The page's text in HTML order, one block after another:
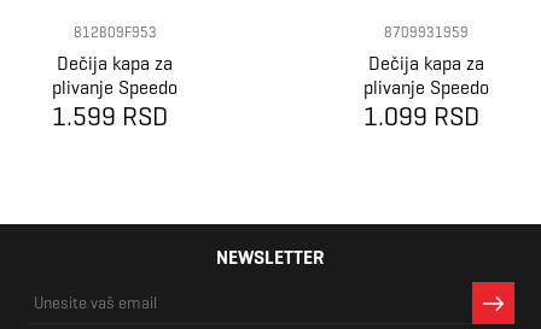
812809F953
Dečija kapa za
plivanje Speedo
Long Hair Cap
1.599 RSD
8709931959
Dečija kapa za
plivanje Speedo
Plain Flat
1.099 RSD
NEWSLETTER